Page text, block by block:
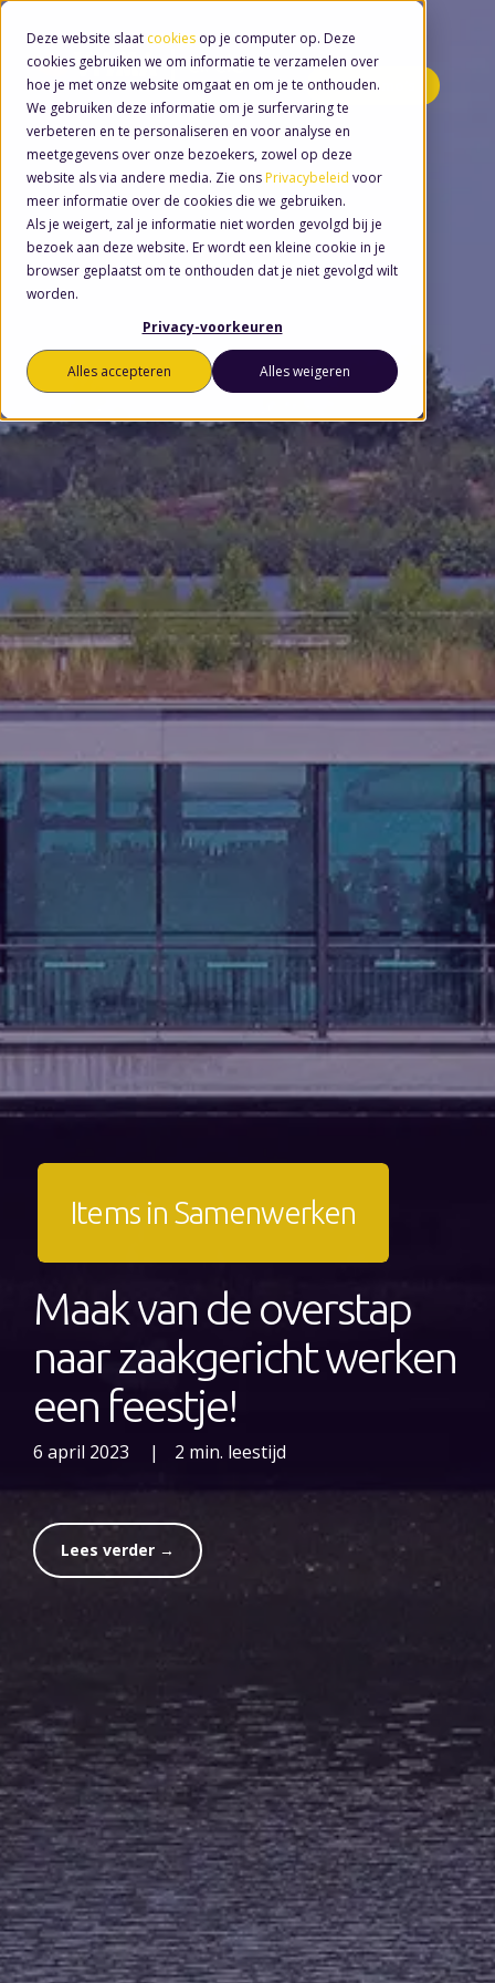
Deze website slaat cookies op je computer op. Deze
cookies gebruiken we om informatie te verzamelen over
hoe je met onze website omgaat en om je te onthouden.
We gebruiken deze informatie om je surfervaring te
verbeteren en te personaliseren en voor analyse en
meetgegevens over onze bezoekers, zowel op deze
website als via andere media. Zie ons Privacybeleid voor
meer informatie over de cookies die we gebruiken.
Als je weigert, zal je informatie niet worden gevolgd bij je
bezoek aan deze website. Er wordt een kleine cookie in je
browser geplaatst om te onthouden dat je niet gevolgd wilt
worden.
Privacy-voorkeuren
Alles accepteren Alles weigeren
Minidemo's
Items in Samenwerken
Maak van de overstap
naar zaakgericht werken
een feestje!
6 april 2023 | 2 min. leestijd
Lees verder →